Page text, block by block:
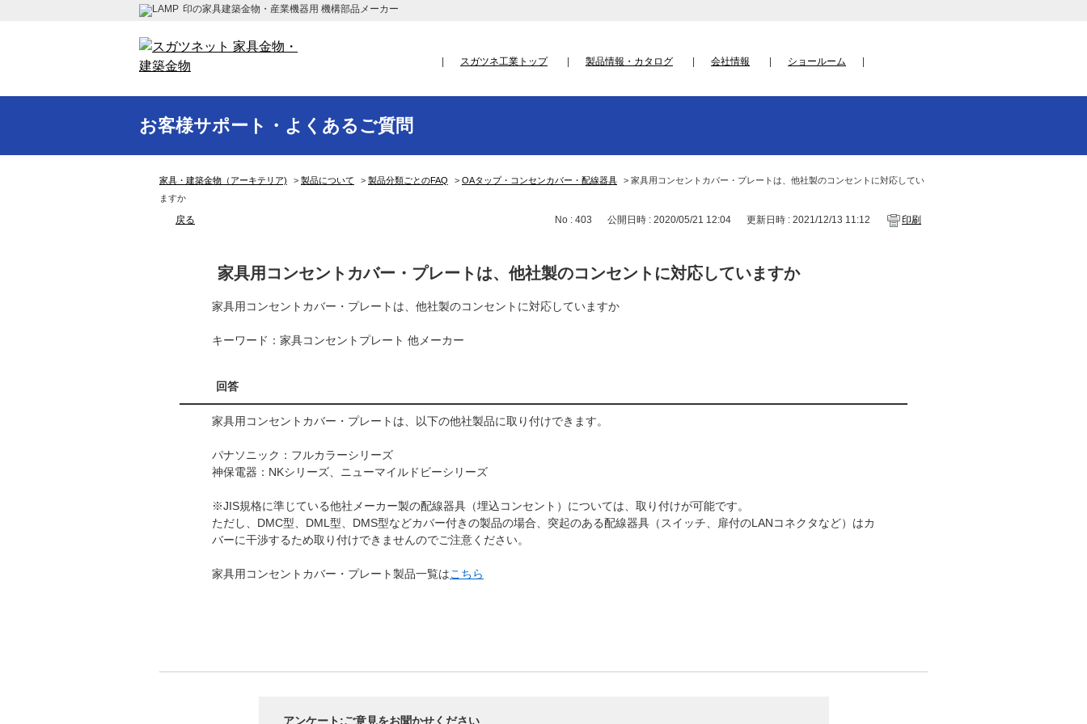
印の家具建築金物・産業機器用 機構部品メーカー
スガツネ工業トップ 製品情報・カタログ 会社情報 ショールーム
お客様サポート・よくあるご質問
家具・建築金物（アーキテリア) > 製品について > 製品分類ごとのFAQ > OAタップ・コンセンカバー・配線器具 > 家具用コンセントカバー・プレートは、他社製のコンセントに対応してい
ますか
戻る No : 403 公開日時 : 2020/05/21 12:04 更新日時 : 2021/12/13 11:12 印刷
家具用コンセントカバー・プレートは、他社製のコンセントに対応していますか
家具用コンセントカバー・プレートは、他社製のコンセントに対応していますか
キーワード：家具コンセントプレート 他メーカー
回答
家具用コンセントカバー・プレートは、以下の他社製品に取り付けできます。
パナソニック：フルカラーシリーズ
神保電器：NKシリーズ、ニューマイルドビーシリーズ
※JIS規格に準じている他社メーカー製の配線器具（埋込コンセント）については、取り付けが可能です。
ただし、DMC型、DML型、DMS型などカバー付きの製品の場合、突起のある配線器具（スイッチ、扉付のLANコネクタなど）はカ
バーに干渉するため取り付けできませんのでご注意ください。
家具用コンセントカバー・プレート製品一覧はこちら
アンケート:ご意見をお聞かせください